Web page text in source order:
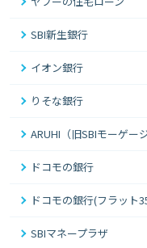
SBI新生銀行
イオン銀行
りそな銀行
ARUHI（旧SBIモーゲージ
ドコモの銀行
ドコモの銀行(フラット35
SBIマネープラザ